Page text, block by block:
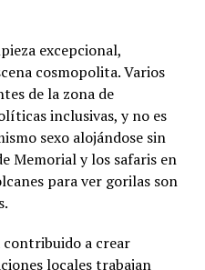
excepcional,
cosmopolita. Varios
de la zona de
inclusivas, y no es
sexo alojándose sin
Memorial y los safaris en
para ver gorilas son
contribuido a crear
locales trabajan